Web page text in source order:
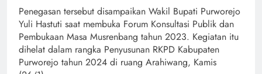
Penegasan tersebut disampaikan Wakil Bupati Purworejo
Yuli Hastuti saat membuka Forum Konsultasi Publik dan
Pembukaan Masa Musrenbang tahun 2023. Kegiatan itu
dihelat dalam rangka Penyusunan RKPD Kabupaten
Purworejo tahun 2024 di ruang Arahiwang, Kamis